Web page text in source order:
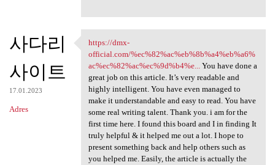
사다리
사이트
17.01.2023
Adres
https://dmx-official.com/%ec
https://dmx-
official.com/%ec%82%ac%eb%8b%a4%eb%a6%
ac%ec%82%ac%ec%9d%b4%e...You have done a
great job on this article. It’s very readable and
highly intelligent. You have even managed to
make it understandable and easy to read. You have
some real writing talent. Thank you. i am for the
first time here. I found this board and I in finding It
truly helpful & it helped me out a lot. I hope to
present something back and help others such as
you helped me. Easily, the article is actually the